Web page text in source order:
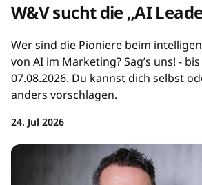
W&V sucht die „AI
Wer sind die Pioniere beim
von AI im Marketing? Sag’s uns! -
07.08.2026. Du kannst dich selbst
anders vorschlagen.
24. Jul 2026